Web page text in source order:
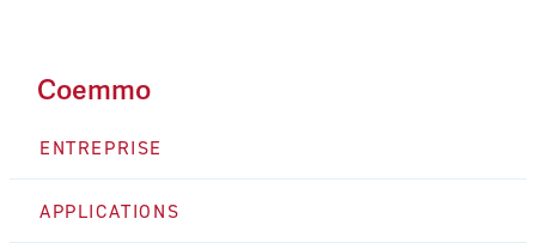
Coemmo
ENTREPRISE
APPLICATIONS